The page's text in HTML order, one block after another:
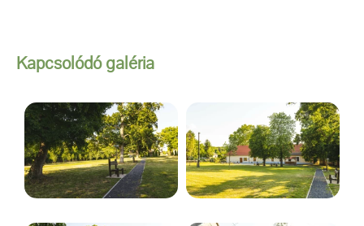
Kapcsolódó galéria